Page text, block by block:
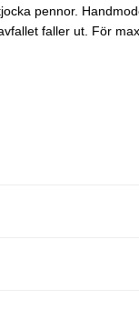
pennor.
faller ut. För